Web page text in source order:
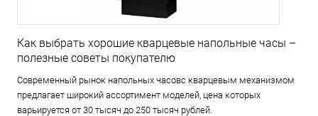
Как выбрать хорошие кварцевые напольные часы –
полезные советы покупателю
Современный рынок напольных часовс кварцевым механизмом
предлагает широкий ассортимент моделей, цена которых
варьируется от 30 тысяч до 250 тысяч рублей.